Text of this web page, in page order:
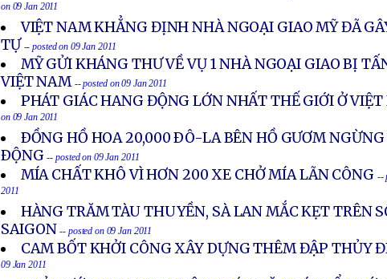
on 09 Jan 2011
VIỆT NAM KHẲNG ĐỊNH NHÀ NGOẠI GIAO MỸ ĐÃ
TỰ -- posted on 09 Jan 2011
MỸ GỬI KHÁNG THƯ VỀ VỤ 1 NHÀ NGOẠI GIAO BỊ
VIỆT NAM -- posted on 09 Jan 2011
PHÁT GIÁC HANG ĐỘNG LỚN NHẤT THẾ GIỚI Ở
on 09 Jan 2011
ÐỒNG HỒ HOA 20,000 ÐÔ-LA BÊN HỒ GƯƠM
ÐỘNG -- posted on 09 Jan 2011
MÍA CHẤT KHÔ VÌ HƠN 200 XE CHỞ MÍA LÃN CÔNG --
2011
HÀNG TRĂM TÀU THUYỀN, SÀ LAN MẮC KẸT TRÊN
SAIGON -- posted on 09 Jan 2011
CAM BỐT KHỞI CÔNG XÂY DỰNG THÊM ĐẬP THỦY
09 Jan 2011